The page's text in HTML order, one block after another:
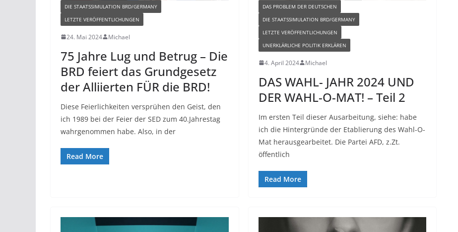
DIE STAATSSIMULATION BRD/GERMANY
LETZTE VERÖFFENTLICHUNGEN
24. Mai 2024 Michael
75 Jahre Lug und Betrug – Die
BRD feiert das Grundgesetz
der Alliierten FÜR die BRD!
Diese Feierlichkeiten versprühen den Geist, den
ich 1989 bei der Feier der SED zum 40.Jahrestag
wahrgenommen habe. Also, in der
Read More
DAS PROBLEM DER DEUTSCHEN
DIE STAATSSIMULATION BRD/GERMANY
LETZTE VERÖFFENTLICHUNGEN
UNERKLÄRLICHE POLITIK ERKLÄREN
4. April 2024 Michael
DAS WAHL- JAHR 2024 UND
DER WAHL-O-MAT! – Teil 2
Im ersten Teil dieser Ausarbeitung, siehe: habe
ich die Hintergründe der Etablierung des Wahl-O-
Mat herausgearbeitet. Die Partei AFD, z.Zt.
öffentlich
Read More